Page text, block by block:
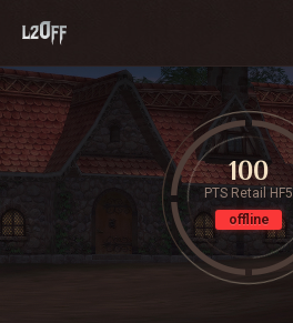
100
PTS Retail HF5
offline